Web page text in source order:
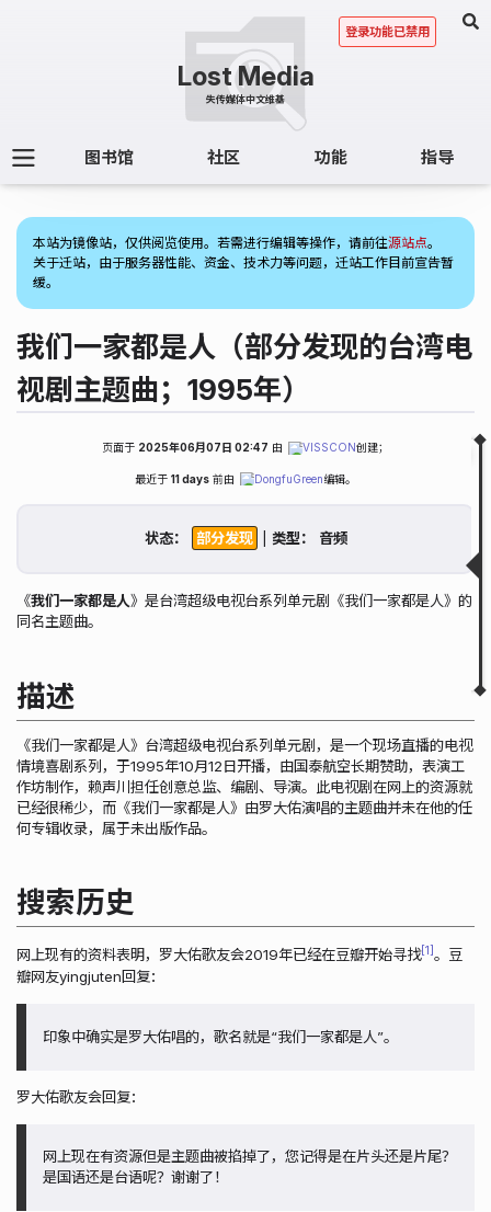
图书馆 社区 功能 指导
登录功能已禁用
本站为镜像站，仅供阅览使用。若需进行编辑等操作，请前往源站点。
关于迁站，由于服务器性能、资金、技术力等问题，迁站工作目前宣告暂
缓。
我们一家都是人（部分发现的台湾电
视剧主题曲；1995年）
歌词
相关视频
页面于 2025年06月07日 02:47 由 VISSCON创建；
最近于11 days 前由 DongfuGreen编辑。
状态： 类型：
《我们一家都是人》是台湾超级电视台系列单元剧《我们一家都是人》的
同名主题曲。
描述
《我们一家都是人》台湾超级电视台系列单元剧，是一个现场直播的电视
情境喜剧系列，于1995年10月12日开播，由国泰航空长期赞助，表演工
作坊制作，赖声川担任创意总监、编剧、导演。此电视剧在网上的资源就
已经很稀少，而《我们一家都是人》由罗大佑演唱的主题曲并未在他的任
何专辑收录，属于未出版作品。
搜索历史
网上现有的资料表明，罗大佑歌友会2019年已经在豆瓣开始寻找 1 。豆
瓣网友yingjuten回复：
印象中确实是罗大佑唱的，歌名就是“我们一家都是人”。
罗大佑歌友会回复：
网上现在有资源但是主题曲被掐掉了，您记得是在片头还是片尾？
是国语还是台语呢？谢谢了！